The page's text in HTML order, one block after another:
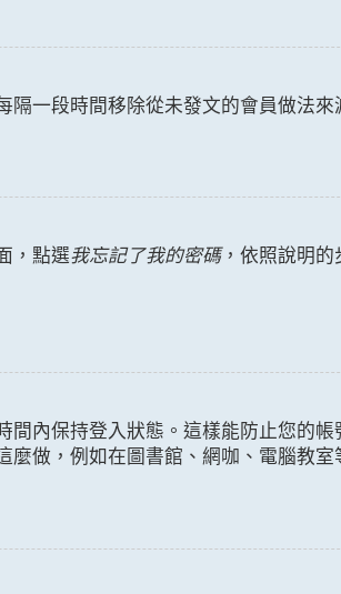
一段時間移除從未發文的會員做法
，點選我忘記了我的密碼，依照說明的
間內保持登入狀態。這樣能防止您的
做，例如在圖書館、網咖、電腦教